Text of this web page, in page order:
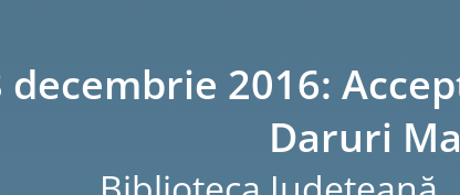
decembrie 2016:
Daruri